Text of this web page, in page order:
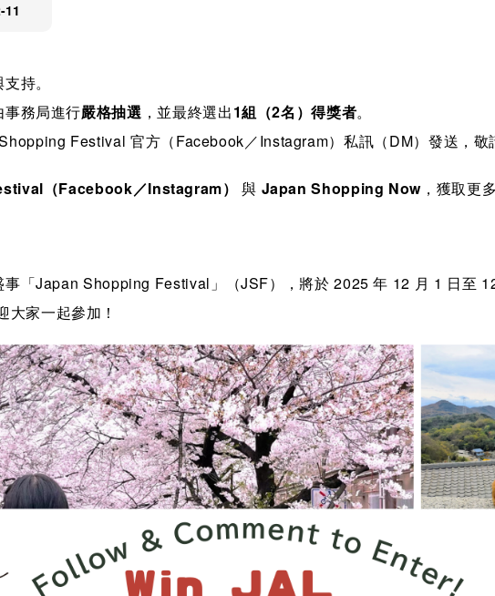
11
持。
務局進行嚴格抽選 ，並最終選出1組（2名）得獎者。
Festival 官方（Facebook／Instagram）私訊（DM）發送，敬
（Facebook／Instagram） 與 Japan Shopping Now ，獲取更
事「Japan Shopping Festival」（JSF），將於 2025 年 12 月 1 日至
家一起參加！